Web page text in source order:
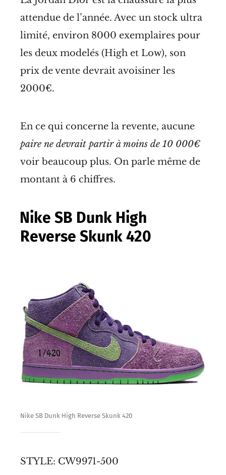
attendue de l’année. Avec un stock ultra
limité, environ 8000 exemplaires pour
les deux modelés (High et Low), son
prix de vente devrait avoisiner les
2000€.
En ce qui concerne la revente, aucune
paire ne devrait partir à moins de 10 000€
voir beaucoup plus. On parle même de
montant à 6 chiffres.
Nike SB Dunk High
Reverse Skunk 420
Nike SB Dunk High Reverse Skunk 420
STYLE: CW9971-500